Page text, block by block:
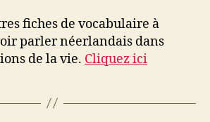
fiches de vocabulaire à
parler néerlandais dans
de la vie. Cliquez ici